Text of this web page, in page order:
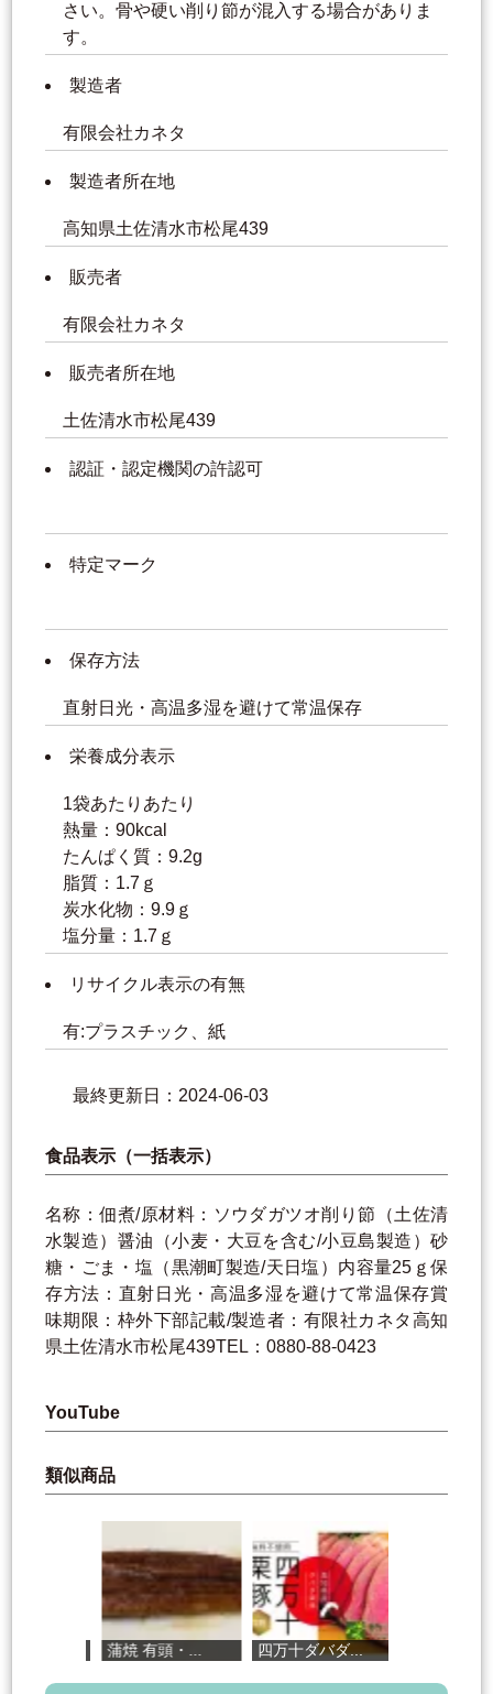
さい。骨や硬い削り節が混入する場合がありま
す。
製造者
有限会社カネタ
製造者所在地
高知県土佐清水市松尾439
販売者
有限会社カネタ
販売者所在地
土佐清水市松尾439
認証・認定機関の許認可
特定マーク
保存方法
直射日光・高温多湿を避けて常温保存
栄養成分表示
1袋あたりあたり
熱量：90kcal
たんぱく質：9.2g
脂質：1.7ｇ
炭水化物：9.9ｇ
塩分量：1.7ｇ
リサイクル表示の有無
有:プラスチック、紙
最終更新日：2024-06-03
食品表示（一括表示）
名称：佃煮/原材料：ソウダガツオ削り節（土佐清
水製造）醤油（小麦・大豆を含む/小豆島製造）砂
糖・ごま・塩（黒潮町製造/天日塩）内容量25ｇ保
存方法：直射日光・高温多湿を避けて常温保存賞
味期限：枠外下部記載/製造者：有限社カネタ高知
県土佐清水市松尾439TEL：0880-88-0423
YouTube
類似商品
蒲焼 有頭・... 四万十ダバダ... ホテルシェフ...